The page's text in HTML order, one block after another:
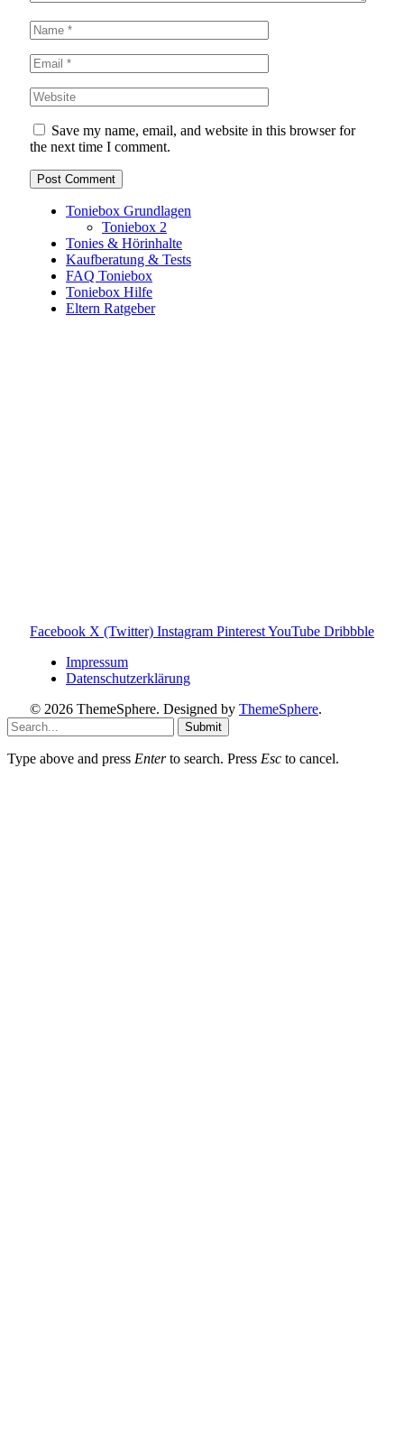
Save my name, email, and website in this browser for
the next time I comment.
Toniebox Grundlagen
Toniebox 2
Tonies & Hörinhalte
Kaufberatung & Tests
FAQ Toniebox
Toniebox Hilfe
Eltern Ratgeber
Facebook X (Twitter) Instagram PinterestYouTube Dribbble
Impressum
Datenschutzerklärung
© 2026 ThemeSphere. Designed by ThemeSphere.
Submit
Type above and press Enterto search. Press Esc to cancel.